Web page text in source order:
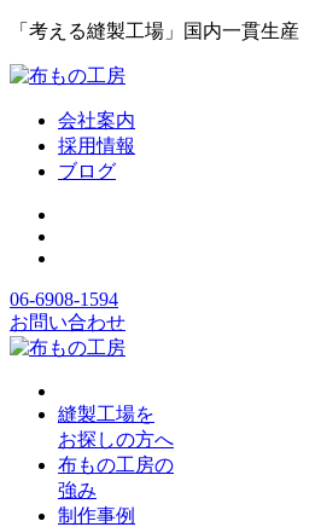
「考える縫製工場」国内一貫生産
会社案内
採用情報
ブログ
06-6908-1594
お問い合わせ
縫製工場を
お探しの方へ
布もの工房の
強み
制作事例